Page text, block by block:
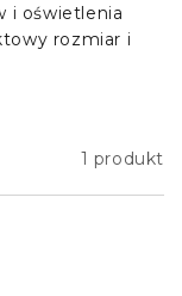
i oświetlenia
rozmiar i
1 produkt